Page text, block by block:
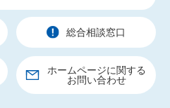
総合相談窓口
ホームページに関する
お問い合わせ